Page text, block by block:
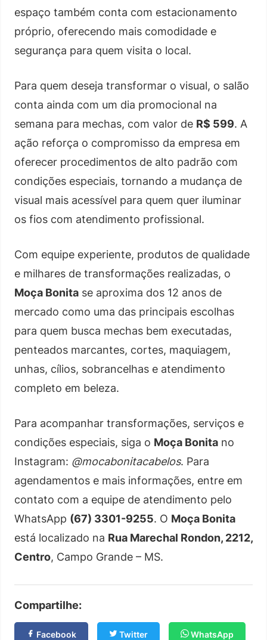
espaço também conta com estacionamento
próprio, oferecendo mais comodidade e
segurança para quem visita o local.
Para quem deseja transformar o visual, o salão
conta ainda com um dia promocional na
semana para mechas, com valor de R$ 599. A
ação reforça o compromisso da empresa em
oferecer procedimentos de alto padrão com
condições especiais, tornando a mudança de
visual mais acessível para quem quer iluminar
os fios com atendimento profissional.
Com equipe experiente, produtos de qualidade
e milhares de transformações realizadas, o
Moça Bonita se aproxima dos 12 anos de
mercado como uma das principais escolhas
para quem busca mechas bem executadas,
penteados marcantes, cortes, maquiagem,
unhas, cílios, sobrancelhas e atendimento
completo em beleza.
Para acompanhar transformações, serviços e
condições especiais, siga o Moça Bonita no
Instagram: @mocabonitacabelos. Para
agendamentos e mais informações, entre em
contato com a equipe de atendimento pelo
WhatsApp (67) 3301-9255. O Moça Bonita
está localizado na Rua Marechal Rondon, 2212,
Centro, Campo Grande – MS.
Compartilhe:
Facebook Twitter WhatsApp